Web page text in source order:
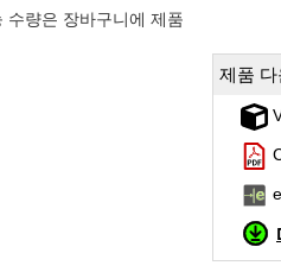
수량은 장바구니에 제품
제품 다